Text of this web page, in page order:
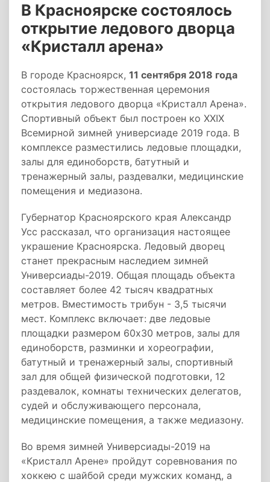
В Красноярске состоялось
открытие ледового дворца
«Кристалл арена»
В городе Красноярск, 11 сентября 2018 года
состоялась торжественная церемония
открытия ледового дворца «Кристалл Арена».
Спортивный объект был построен ко XXIX
Всемирной зимней универсиаде 2019 года. В
комплексе разместились ледовые площадки,
залы для единоборств, батутный и
тренажерный залы, раздевалки, медицинские
помещения и медиазона.
Губернатор Красноярского края Александр
Усс рассказал, что организация настоящее
украшение Красноярска. Ледовый дворец
станет прекрасным наследием зимней
Универсиады-2019. Общая площадь объекта
составляет более 42 тысяч квадратных
метров. Вместимость трибун - 3,5 тысячи
мест. Комплекс включает: две ледовые
площадки размером 60х30 метров, залы для
единоборств, разминки и хореографии,
батутный и тренажерный залы, спортивный
зал для общей физической подготовки, 12
раздевалок, комнаты технических делегатов,
судей и обслуживающего персонала,
медицинские помещения, а также медиазону.
Во время зимней Универсиады-2019 на
«Кристалл Арене» пройдут соревнования по
хоккею с шайбой среди мужских команд, а